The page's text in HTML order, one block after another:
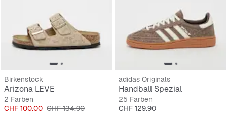
Birkenstock
Arizona LEVE
2 Farben
Preis
CHF 100.00 Originalpreis
CHF 134.90
adidas Originals
Handball Spezial
25 Farben
Preis
CHF 129.90